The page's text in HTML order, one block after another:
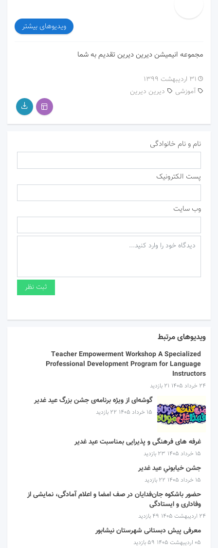
ویدیوهای بیشتر
مجموعه انیمیشن دیرین دیرین تقدیم به شما
۳۱ اردیبهشت ۱۳۹۹
آموزشی
دیرین دیرین
نام و نام خانوادگی
پست الکترونیک
وب سایت
ویدیوهای مرتبط
Teacher Empowerment Workshop A Specialized
Professional Development Program for Language
Instructors
۲۴ خرداد ۱۴۰۵ 21 بازدید
گوشه‌ای از ویژه برنامه‌ی جشن بزرگ عید غدیر
۱۵ خرداد ۱۴۰۵ 22 بازدید
غرفه های فرهنگی و پذیرایی بمناسبت عید غدیر
۱۵ خرداد ۱۴۰۵ 23 بازدید
جشن خیابونیِ عید غدیر
۱۵ خرداد ۱۴۰۵ 22 بازدید
حضور باشکوه جان‌فدایان در صف امضا و اعلام آمادگی، نمایشی از
وفاداری و ایستادگی
۲۴ اردیبهشت ۱۴۰۵ 49 بازدید
معرفی پیش دبستانی شهرستان نیشابور
۰۵ اردیبهشت ۱۴۰۵ 59 بازدید